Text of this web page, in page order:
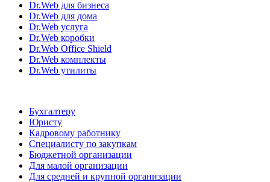
Dr.Web для бизнеса
Dr.Web для дома
Dr.Web услуга
Dr.Web коробки
Dr.Web Office Shield
Dr.Web комплекты
Dr.Web утилиты
Бухгалтеру
Юристу
Кадровому работнику
Специалисту по закупкам
Бюджетной организации
Для малой организации
Для средней и крупной организации